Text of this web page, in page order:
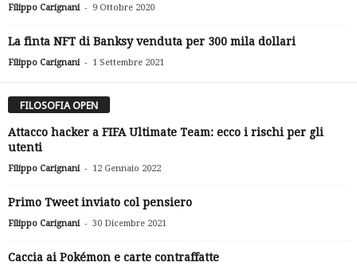
Filippo Carignani - 9 Ottobre 2020
La finta NFT di Banksy venduta per 300 mila dollari
Filippo Carignani - 1 Settembre 2021
FILOSOFIA OPEN
Attacco hacker a FIFA Ultimate Team: ecco i rischi per gli
utenti
Filippo Carignani - 12 Gennaio 2022
Primo Tweet inviato col pensiero
Filippo Carignani - 30 Dicembre 2021
Caccia ai Pokémon e carte contraffatte